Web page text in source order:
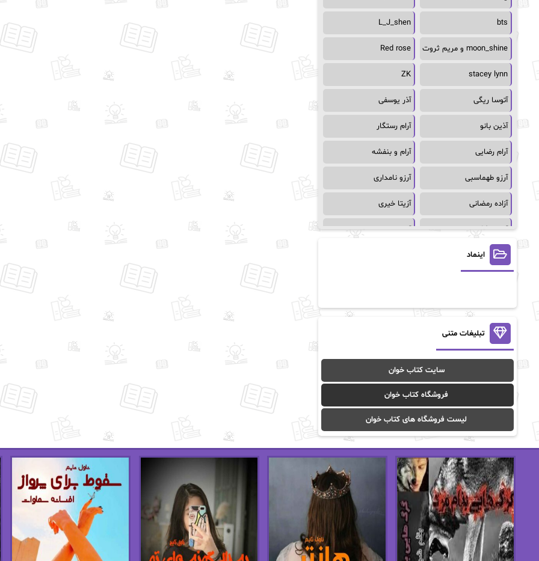
bts
L_J_shen
moon_shine و مریم ثروت Red rose
stacey lynn
ZK
آتوسا ریگی آذر یوسفی
آذین بانو آرام رستگار
آرام رضایی آرام و بنفشه
آرزو طهماسبی آرزو نامداری
آزاده رمضانی آزیتا خیری
آسمان64 آسمان۶۵
آسیه احمدی
آن ماری سلینکو آنا تاد
آنالیا
آوا موسوی آیدا (Aixi)
آیدا باقری آیسان صادقی
ا_اصغر زاده ا_اصغرزاده
اریک مورگنشترن از نیلوفر لاری
استفانی مهیر استل مسکم
اسما کافی اصغر زاده
افسانه سماوات اکرم محمدی
ال جی اسمیت الف صاد
اینماد
تبلیغات متنی
سایت کتاب خوان
فروشگاه کتاب خوان
لیست فروشگاه های کتاب خوان